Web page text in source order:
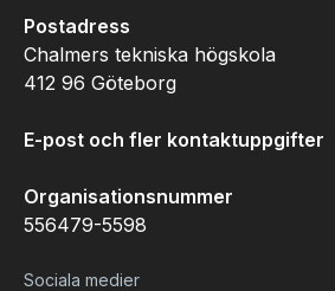
Postadress
Chalmers tekniska högskola
412 96 Göteborg
E-post och fler kontaktuppgifter
Organisationsnummer
556479-5598
Sociala medier